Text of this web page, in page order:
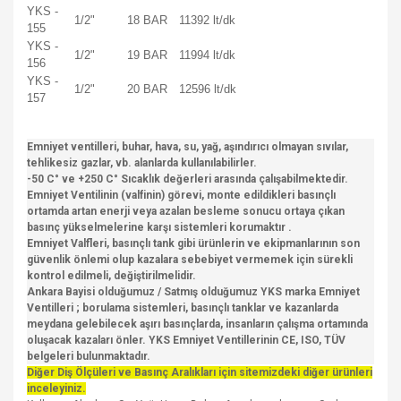
YKS -
155
1/2" 18 BAR
11392 lt/dk
YKS -
156
1/2" 19 BAR
11994 lt/dk
YKS -
157
1/2" 20 BAR 12596 lt/dk
Emniyet ventilleri, buhar, hava, su, yağ, aşındırıcı olmayan sıvılar,
tehlikesiz gazlar, vb. alanlarda kullanılabilirler.
-50 C° ve +250 C° Sıcaklık değerleri arasında çalışabilmektedir.
Emniyet Ventilinin (valfinin) görevi, monte edildikleri basınçlı
ortamda artan enerji veya azalan besleme sonucu ortaya çıkan
basınç yükselmelerine karşı sistemleri korumaktır .
Emniyet Valfleri, basınçlı tank gibi ürünlerin ve ekipmanlarının son
güvenlik önlemi olup kazalara sebebiyet vermemek için sürekli
kontrol edilmeli, değiştirilmelidir.
Ankara Bayisi olduğumuz / Satmış olduğumuz YKS marka Emniyet
Ventilleri ; borulama sistemleri, basınçlı tanklar ve kazanlarda
meydana gelebilecek aşırı basınçlarda, insanların çalışma ortamında
oluşacak kazaları önler. YKS Emniyet Ventillerinin CE, ISO, TÜV
belgeleri bulunmaktadır.
Diğer Diş Ölçüleri ve Basınç Aralıkları için sitemizdeki diğer ürünleri
inceleyiniz.